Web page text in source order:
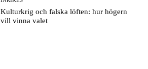
Kulturkrig och falska löften: hur högern
vill vinna valet